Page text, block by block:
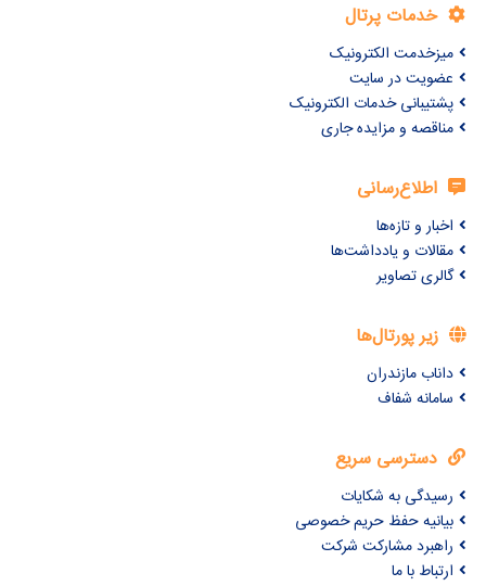
خدمات پرتال
میزخدمت الکترونیک
عضویت در سایت
پشتیبانی خدمات الکترونیک
مناقصه و مزایده جاری
اطلاع‌رسانی
اخبار و تازه‌ها
مقالات و یادداشت‌ها
گالری تصاویر
زیر پورتال‌ها
داناب مازندران
سامانه شفاف
دسترسی سریع
رسیدگی به شکایات
بیانیه حفظ حریم خصوصی
راهبرد مشارکت شرکت
ارتباط با ما